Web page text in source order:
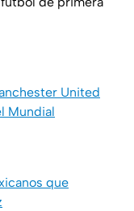
United
Mundial
que